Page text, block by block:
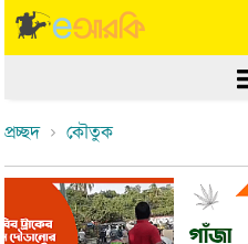
প্রচ্ছদ কৌতুক